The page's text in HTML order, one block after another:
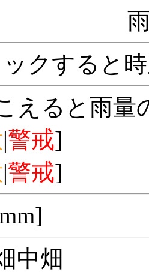
クすると
えると雨量
|警戒]
|警戒]
中畑